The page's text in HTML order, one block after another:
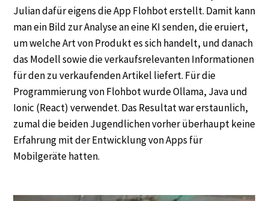
Julian dafür eigens die App Flohbot erstellt. Damit kann
man ein Bild zur Analyse an eine KI senden, die eruiert,
um welche Art von Produkt es sich handelt, und danach
das Modell sowie die verkaufsrelevanten Informationen
für den zu verkaufenden Artikel liefert. Für die
Programmierung von Flohbot wurde Ollama, Java und
Ionic (React) verwendet. Das Resultat war erstaunlich,
zumal die beiden Jugendlichen vorher überhaupt keine
Erfahrung mit der Entwicklung von Apps für
Mobilgeräte hatten.